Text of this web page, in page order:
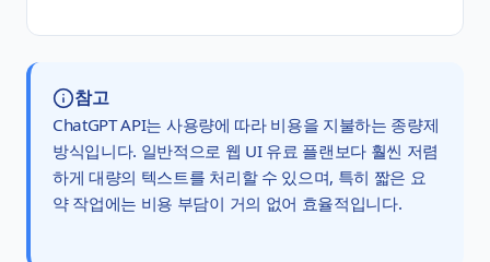
참고
ChatGPT API는 사용량에 따라 비용을 지불하는 종량제
방식입니다. 일반적으로 웹 UI 유료 플랜보다 훨씬 저렴
하게 대량의 텍스트를 처리할 수 있으며, 특히 짧은 요
약 작업에는 비용 부담이 거의 없어 효율적입니다.